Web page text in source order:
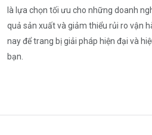
là lựa chọn tối ưu cho những doanh
quả sản xuất và giảm thiểu rủi ro vận
nay để trang bị giải pháp hiện đại và
bạn.